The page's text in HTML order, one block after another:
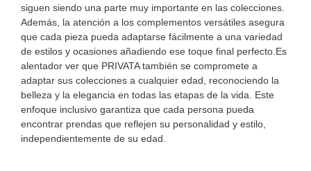
siguen siendo una parte muy importante en las colecciones.
Además, la atención a los complementos versátiles asegura
que cada pieza pueda adaptarse fácilmente a una variedad
de estilos y ocasiones añadiendo ese toque final perfecto.Es
alentador ver que PRIVATA también se compromete a
adaptar sus colecciones a cualquier edad, reconociendo la
belleza y la elegancia en todas las etapas de la vida. Este
enfoque inclusivo garantiza que cada persona pueda
encontrar prendas que reflejen su personalidad y estilo,
independientemente de su edad.